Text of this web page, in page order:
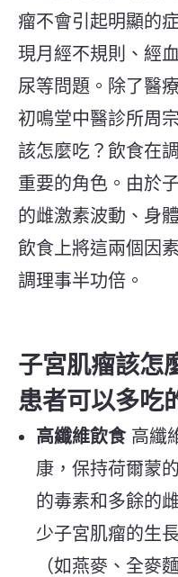
瘤不會引起明顯的
現月經不規則、經
尿等問題。除了醫
初鳴堂中醫診所周
該怎麼吃？飲食在
重要的角色。由於
的雌激素波動、身
飲食上將這兩個因
調理事半功倍。
子宮肌瘤該怎
患者可以多吃
高纖維飲食高纖
康，保持荷爾蒙
的毒素和多餘的
少子宮肌瘤的生
（如燕麥、全麥